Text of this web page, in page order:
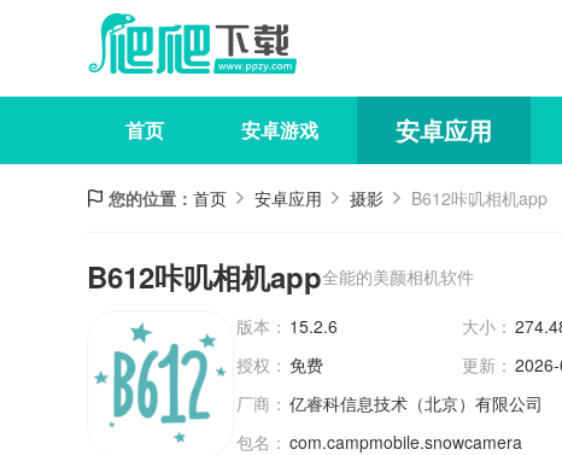
首页 安卓游戏 安卓应用
您的位置： 首页 安卓应用 摄影 B612咔叽相机app
B612咔叽相机app全能的美颜相机软件
版本： 15.2.6 大小：
授权： 免费 更新：
厂商： 亿睿科信息技术（北京）有限公司
包名： com.campmobile.snowcamera